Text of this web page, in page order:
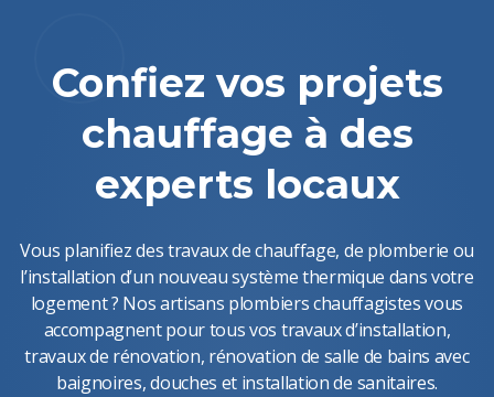
Confiez vos projets
chauffage à des
experts locaux
Vous planifiez des travaux de chauffage, de plomberie ou
l’installation d’un nouveau système thermique dans votre
logement ? Nos artisans plombiers chauffagistes vous
accompagnent pour tous vos travaux d’installation,
travaux de rénovation, rénovation de salle de bains avec
baignoires, douches et installation de sanitaires.